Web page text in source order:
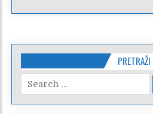
PRETRAŽI
Search
for: